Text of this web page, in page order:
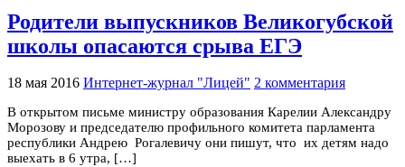
Родители выпускников Великогубской
школы опасаются срыва ЕГЭ
18 мая 2016 Интернет-журнал "Лицей" 2 комментария
В открытом письме министру образования Карелии Александру
Морозову и председателю профильного комитета парламента
республики Андрею Рогалевичу они пишут, что их детям надо
выехать в 6 утра, […]